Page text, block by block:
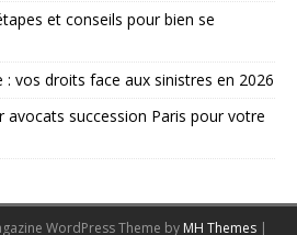
et conseils pour bien se
vos droits face aux sinistres en 2026
avocats succession Paris pour votre
WordPress Theme by MH Themes |